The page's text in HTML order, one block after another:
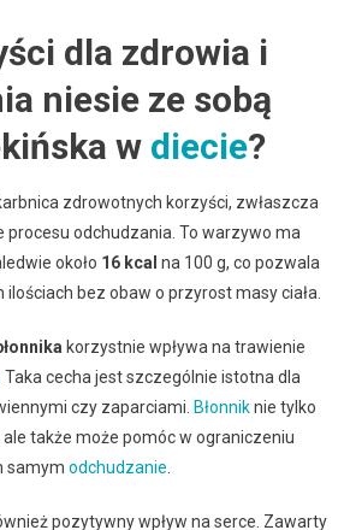
dla zdrowia i
niesie ze sobą
w diecie?
zdrowotnych korzyści, zwłaszcza
procesu odchudzania. To warzywo ma
około 16 kcal na 100 g, co pozwala
bez obaw o przyrost masy ciała.
korzystnie wpływa na trawienie
Taka cecha jest szczególnie istotna dla
czy zaparciami. Błonniknie tylko
także może pomóc w ograniczeniu
samym odchudzanie
pozytywny wpływ na serce. Zawarty